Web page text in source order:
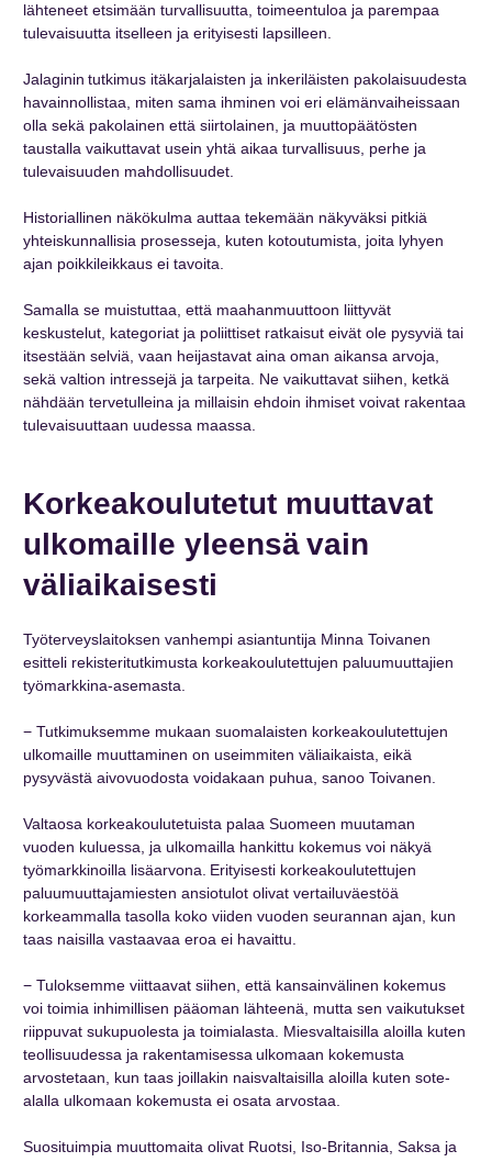
lähteneet etsimään turvallisuutta, toimeentuloa ja parempaa
tulevaisuutta itselleen ja erityisesti lapsilleen.
Jalaginin tutkimus itäkarjalaisten ja inkeriläisten pakolaisuudesta
havainnollistaa, miten sama ihminen voi eri elämänvaiheissaan
olla sekä pakolainen että siirtolainen, ja muuttopäätösten
taustalla vaikuttavat usein yhtä aikaa turvallisuus, perhe ja
tulevaisuuden mahdollisuudet.
Historiallinen näkökulma auttaa tekemään näkyväksi pitkiä
yhteiskunnallisia prosesseja, kuten kotoutumista, joita lyhyen
ajan poikkileikkaus ei tavoita.
Samalla se muistuttaa, että maahanmuuttoon liittyvät
keskustelut, kategoriat ja poliittiset ratkaisut eivät ole pysyviä tai
itsestään selviä, vaan heijastavat aina oman aikansa arvoja,
sekä valtion intressejä ja tarpeita. Ne vaikuttavat siihen, ketkä
nähdään tervetulleina ja millaisin ehdoin ihmiset voivat rakentaa
tulevaisuuttaan uudessa maassa.
Korkeakoulutetut muuttavat
ulkomaille yleensä vain
väliaikaisesti
Työterveyslaitoksen vanhempi asiantuntija Minna Toivanen
esitteli rekisteritutkimusta korkeakoulutettujen paluumuuttajien
työmarkkina-asemasta.
− Tutkimuksemme mukaan suomalaisten korkeakoulutettujen
ulkomaille muuttaminen on useimmiten väliaikaista, eikä
pysyvästä aivovuodosta voidakaan puhua, sanoo Toivanen.
Valtaosa korkeakoulutetuista palaa Suomeen muutaman
vuoden kuluessa, ja ulkomailla hankittu kokemus voi näkyä
työmarkkinoilla lisäarvona. Erityisesti korkeakoulutettujen
paluumuuttajamiesten ansiotulot olivat vertailuväestöä
korkeammalla tasolla koko viiden vuoden seurannan ajan, kun
taas naisilla vastaavaa eroa ei havaittu.
− Tuloksemme viittaavat siihen, että kansainvälinen kokemus
voi toimia inhimillisen pääoman lähteenä, mutta sen vaikutukset
riippuvat sukupuolesta ja toimialasta. Miesvaltaisilla aloilla kuten
teollisuudessa ja rakentamisessa ulkomaan kokemusta
arvostetaan, kun taas joillakin naisvaltaisilla aloilla kuten sote-
alalla ulkomaan kokemusta ei osata arvostaa.
Suosituimpia muuttomaita olivat Ruotsi, Iso-Britannia, Saksa ja